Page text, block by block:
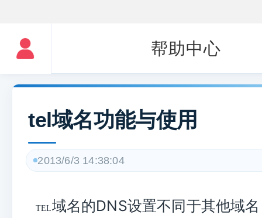
帮助中心
tel域名功能与使用
2013/6/3 14:38:04
TEL域名的DNS设置不同于其他域